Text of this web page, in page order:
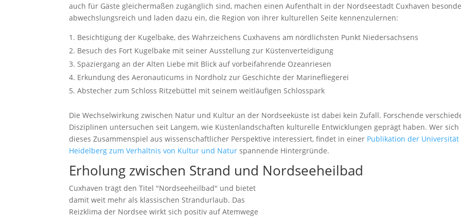
auch für Gäste gleichermaßen zugänglich sind, machen einen Aufenthalt in der Nordseestadt Cuxhaven
abwechslungsreich und laden dazu ein, die Region von ihrer kulturellen Seite kennenzulernen:
Besichtigung der Kugelbake, des Wahrzeichens Cuxhavens am nördlichsten Punkt Niedersachsens
Besuch des Fort Kugelbake mit seiner Ausstellung zur Küstenverteidigung
Spaziergang an der Alten Liebe mit Blick auf vorbeifahrende Ozeanriesen
Erkundung des Aeronauticums in Nordholz zur Geschichte der Marinefliegerei
Abstecher zum Schloss Ritzebüttel mit seinem weitläufigen Schlosspark
Die Wechselwirkung zwischen Natur und Kultur an der Nordseeküste ist dabei kein Zufall. Forschende
Disziplinen untersuchen seit Langem, wie Küstenlandschaften kulturelle Entwicklungen geprägt haben. Wer
dieses Zusammenspiel aus wissenschaftlicher Perspektive interessiert, findet in einer Publikation der Universität
Heidelberg zum Verhältnis von Kultur und Natur spannende Hintergründe.
Erholung zwischen Strand und Nordseeheilbad
Cuxhaven trägt den Titel "Nordseeheilbad" und bietet
damit weit mehr als klassischen Strandurlaub. Das
Reizklima der Nordsee wirkt sich positiv auf Atemwege